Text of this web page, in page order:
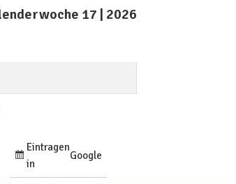
17 | 2026
Eintragen
in
Google